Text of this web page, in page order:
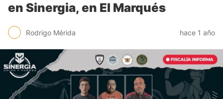
en Sinergia, en El Marqués
Rodrigo Mérida hace 1 año